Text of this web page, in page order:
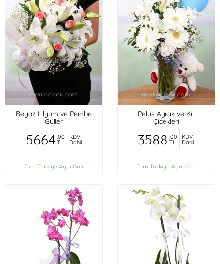
Beyaz Lilyum ve Pembe
Güller
5664 ,00
TL
KDV
Dahil
Tüm Türkiye Aynı Gün
Peluş Ayıcık ve Kır
Çiçekleri
3588 ,00
TL
KDV
Dahil
Tüm Türkiye Aynı Gün